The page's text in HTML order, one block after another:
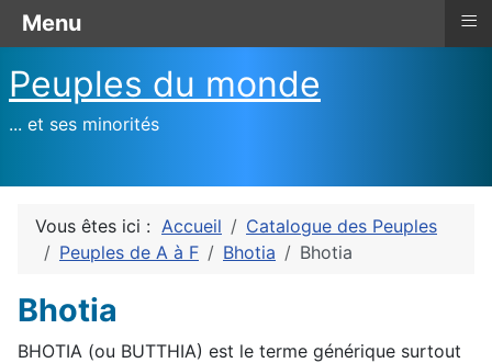
Peuples du monde
... et ses minorités
Vous êtes ici : Accueil
Catalogue des Peuples
Peuples de A à F
Bhotia Bhotia
Bhotia
BHOTIA (ou BUTTHIA) est le terme générique surtout
Menu ≡